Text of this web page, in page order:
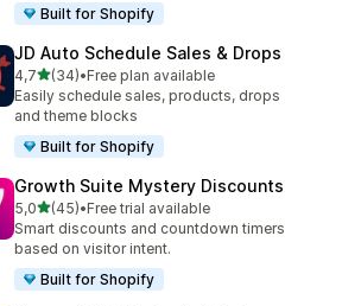
Built for Shopify
JD Auto Schedule Sales & Drops
4,7av 5 stjerner
(34)
Totalt 34 omtaler
•Free plan available
Easily schedule sales, products, drops
and theme blocks
Built for Shopify
Growth Suite Mystery Discounts
5,0av 5 stjerner
(45)
Totalt 45 omtaler
•Free trial available
Smart discounts and countdown timers
based on visitor intent.
Built for Shopify